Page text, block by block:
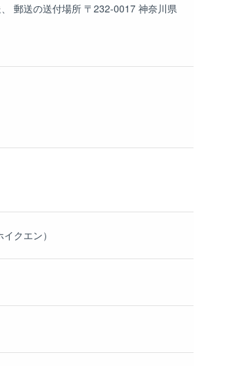
郵送の送付場所 〒232-0017 神奈川県
クエン）